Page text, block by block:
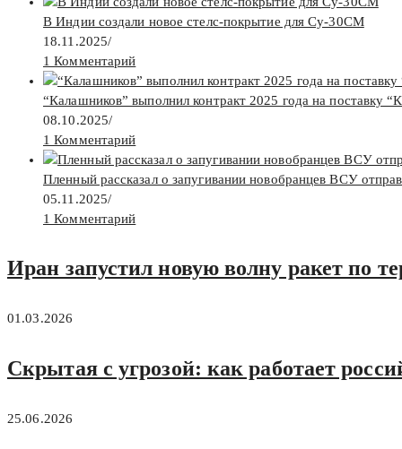
В Индии создали новое стелс-покрытие для Су-30СМ
18.11.2025/
1 Комментарий
“Калашников” выполнил контракт 2025 года на поставку
08.10.2025/
1 Комментарий
Пленный рассказал о запугивании новобранцев ВСУ
05.11.2025/
1 Комментарий
Иран запустил новую волну ракет по
01.03.2026
Скрытая с угрозой: как работает
25.06.2026